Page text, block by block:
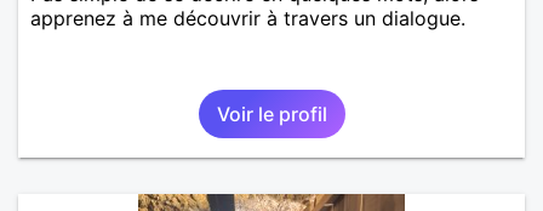
apprenez à me découvrir à travers un dialogue.
Voir le profil